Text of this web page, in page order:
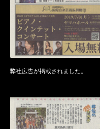
弊社広告が掲載されました。